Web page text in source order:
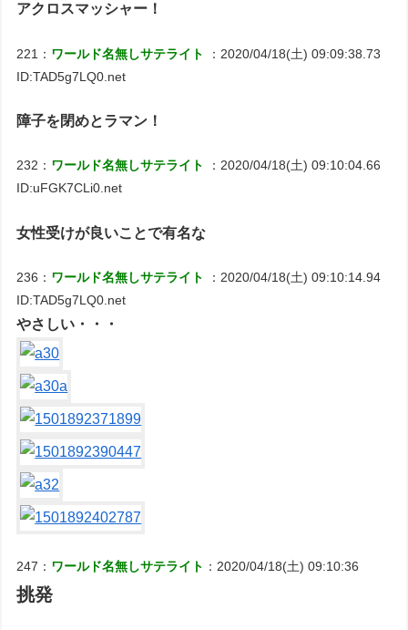
アクロスマッシャー！
221： ワールド名無しサテライト
：2020/04/18(土) 09:09:38.73
ID:TAD5g7LQ0.net
障子を閉めとラマン！
232： ワールド名無しサテライト
：2020/04/18(土) 09:10:04.66
ID:uFGK7CLi0.net
女性受けが良いことで有名な
236： ワールド名無しサテライト
：2020/04/18(土) 09:10:14.94
ID:TAD5g7LQ0.net
やさしい・・・
247： ワールド名無しサテライト ：2020/04/18(土) 09:10:36
挑発